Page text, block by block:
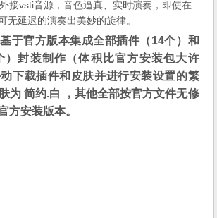
接vsti音源，音色逼真、实时演奏，即使在
无延迟的演奏出美妙的旋律。
于官方版本集成全部插件（14个）和
）封装制作（体积比官方安装包大许
下载插件和皮肤并进行安装设置的繁
为 简约.白 ，其他全部按官方文件无修
方安装版本。